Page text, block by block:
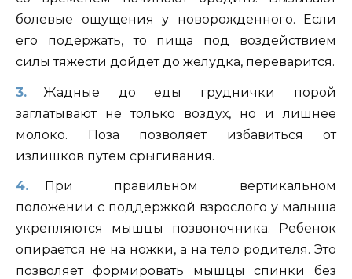
болевые ощущения у новорожденного. Если
его подержать, то пища под воздействием
силы тяжести дойдет до желудка, переварится.
Жадные до еды груднички порой
заглатывают не только воздух, но и лишнее
молоко. Поза позволяет избавиться от
излишков путем срыгивания.
При правильном вертикальном
положении с поддержкой взрослого у малыша
укрепляются мышцы позвоночника. Ребенок
опирается не на ножки, а на тело родителя. Это
позволяет формировать мышцы спинки без